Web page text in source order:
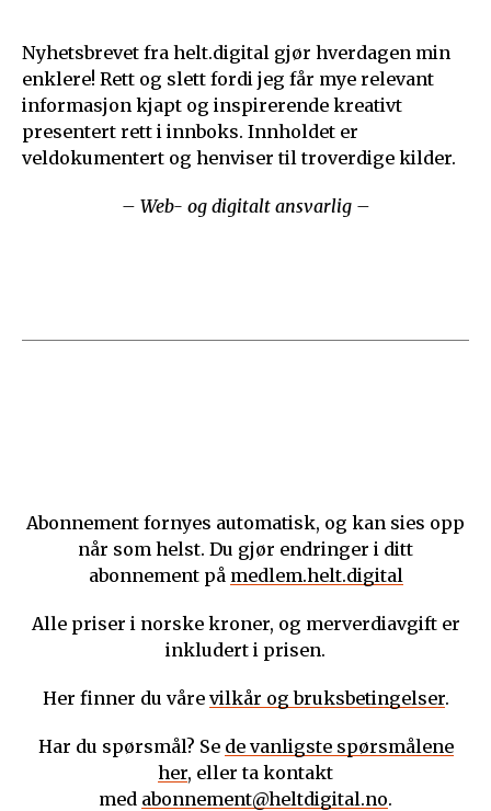
Nyhetsbrevet fra helt.digital gjør hverdagen min
enklere! Rett og slett fordi jeg får mye relevant
informasjon kjapt og inspirerende kreativt
presentert rett i innboks. Innholdet er
veldokumentert og henviser til troverdige kilder.
– Web- og digitalt ansvarlig –
Abonnement fornyes automatisk, og kan sies opp
når som helst. Du gjør endringer i ditt
abonnement på medlem.helt.digital
Alle priser i norske kroner, og merverdiavgift er
inkludert i prisen.
Her finner du våre vilkår og bruksbetingelser.
Har du spørsmål? Se de vanligste spørsmålene
her, eller ta kontakt
med abonnement@heltdigital.no.